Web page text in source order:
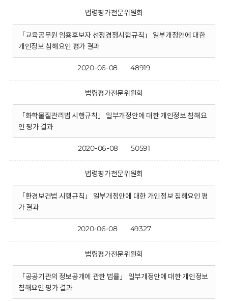
법령평가전문위원회
「교육공무원 임용후보자 선정경쟁시험규칙」 일부개정안에 대한
개인정보 침해요인 평가 결과
2020-06-08 48919
법령평가전문위원회
「화학물질관리법 시행규칙」 일부개정안에 대한 개인정보 침해요
인 평가 결과
2020-06-08 50591
법령평가전문위원회
「환경보건법 시행규칙」 일부개정안에 대한 개인정보 침해요인 평
가 결과
2020-06-08 49327
법령평가전문위원회
「공공기관의 정보공개에 관한 법률」 일부개정안에 대한 개인정보
침해요인 평가 결과